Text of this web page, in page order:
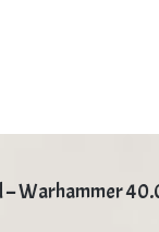
Warhammer